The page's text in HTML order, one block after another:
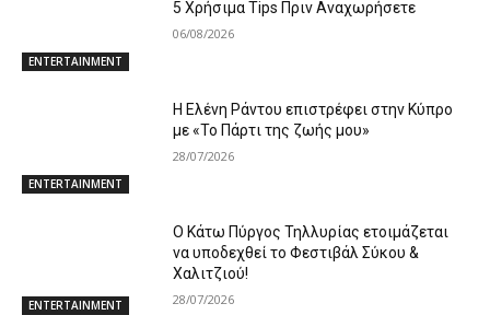
ENTERTAINMENT
5 Χρήσιμα Tips Πριν Αναχωρήσετε
06/08/2026
ENTERTAINMENT
Η Ελένη Ράντου επιστρέφει στην Κύπρο
με «Το Πάρτι της ζωής μου»
28/07/2026
ENTERTAINMENT
Ο Κάτω Πύργος Τηλλυρίας ετοιμάζεται
να υποδεχθεί το Φεστιβάλ Σύκου &
Χαλιτζιού!
28/07/2026